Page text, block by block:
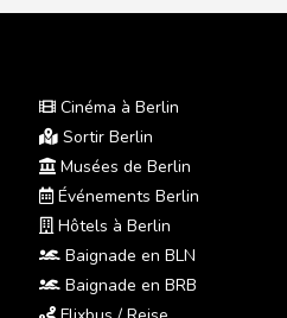
Cinéma à Berlin
Sortir Berlin
Musées de Berlin
Événements Berlin
Hôtels à Berlin
Baignade en BLN
Baignade en BRB